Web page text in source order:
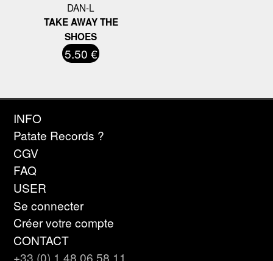
DAN-L
TAKE AWAY THE
SHOES
5.50 €
INFO
Patate Records ?
CGV
FAQ
USER
Se connecter
Créer votre compte
CONTACT
+33 (0) 1 48 06 58 11